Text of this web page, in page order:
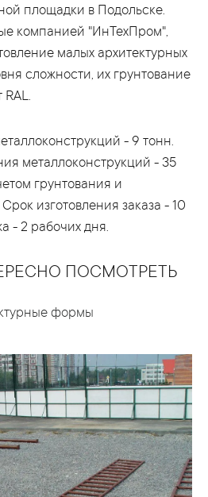
площадки в Подольске.
компанией "ИнТехПром",
малых архитектурных
сложности, их грунтование
- 9 тонн.
металлоконструкций - 35
грунтования и
изготовления заказа - 10
- 2 рабочих дня.
ПОСМОТРЕТЬ
формы